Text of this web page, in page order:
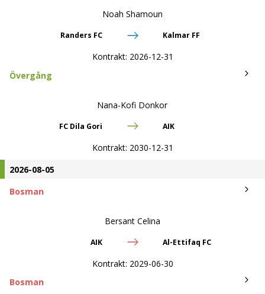
Noah Shamoun
Randers FC Kalmar FF
Kontrakt: 2026-12-31
Övergång
Nana-Kofi Donkor
FC Dila Gori AIK
Kontrakt: 2030-12-31
2026-08-05
Bosman
Bersant Celina
AIK Al-Ettifaq FC
Kontrakt: 2029-06-30
Bosman